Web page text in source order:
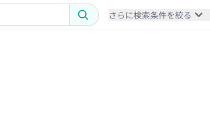
さらに検索条件を絞る